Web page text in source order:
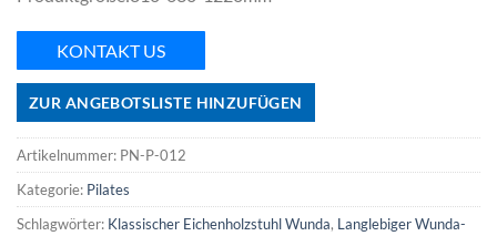
KONTAKT US
ZUR ANGEBOTSLISTE HINZUFÜGEN
Artikelnummer: PN-P-012
Kategorie: Pilates
Schlagwörter: Klassischer Eichenholzstuhl Wunda, Langlebiger Wunda-